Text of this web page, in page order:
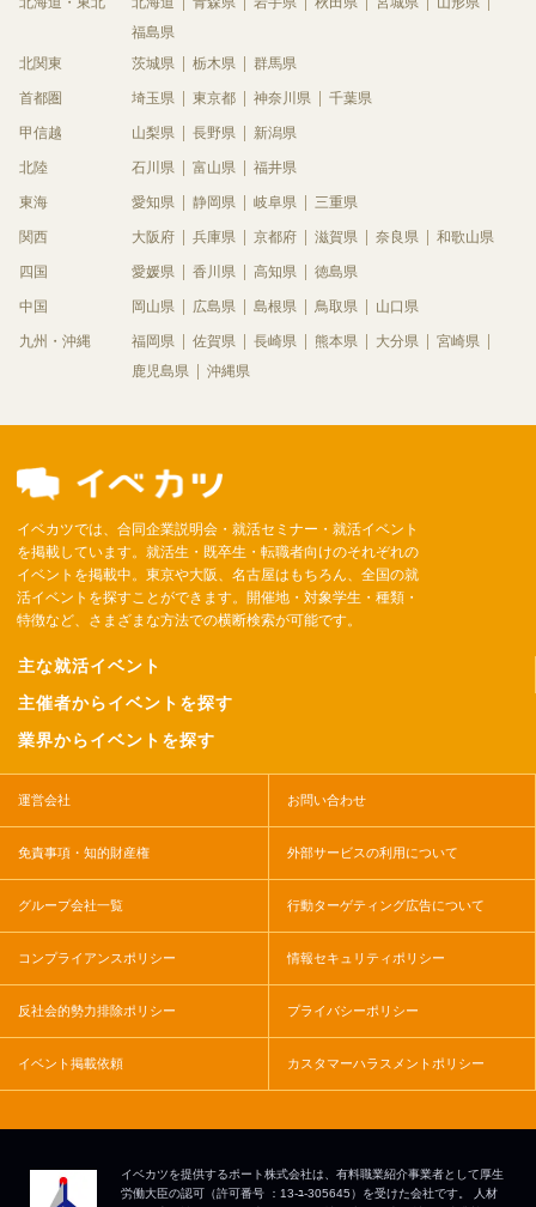
福島県
北関東
茨城県 栃木県 群馬県
首都圏 埼玉県 東京都 神奈川県 千葉県
甲信越 山梨県 長野県 新潟県
北陸 石川県 富山県 福井県
東海 愛知県 静岡県 岐阜県 三重県
関西 大阪府 兵庫県 京都府 滋賀県 奈良県 和歌山県
四国 愛媛県 香川県 高知県 徳島県
中国 岡山県 広島県 島根県 鳥取県 山口県
九州・沖縄 福岡県 佐賀県 長崎県 熊本県 大分県
宮崎県
鹿児島県
沖縄県
イベカツでは、合同企業説明会・就活セミナー・就活イベント
を掲載しています。就活生・既卒生・転職者向けのそれぞれの
イベントを掲載中。東京や大阪、名古屋はもちろん、全国の就
活イベントを探すことができます。開催地・対象学生・種類・
特徴など、さまざまな方法での横断検索が可能です。
主な就活イベント
主催者からイベントを探す
業界からイベントを探す
運営会社 お問い合わせ
免責事項・知的財産権 外部サービスの利用について
グループ会社一覧 行動ターゲティング広告について
コンプライアンスポリシー 情報セキュリティポリシー
反社会的勢力排除ポリシー プライバシーポリシー
イベント掲載依頼 カスタマーハラスメントポリシー